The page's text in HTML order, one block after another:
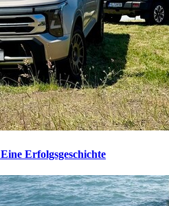
Eine Erfolgsgeschichte